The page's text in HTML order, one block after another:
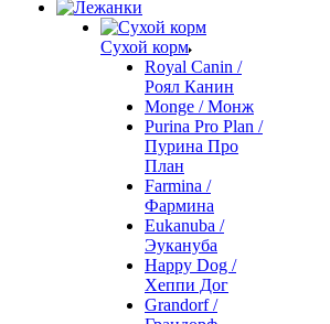
Сухой корм
Royal Canin /
Роял Канин
Monge / Монж
Purina Pro Plan /
Пурина Про
План
Farmina /
Фармина
Eukanuba /
Эукануба
Happy Dog /
Хеппи Дог
Grandorf /